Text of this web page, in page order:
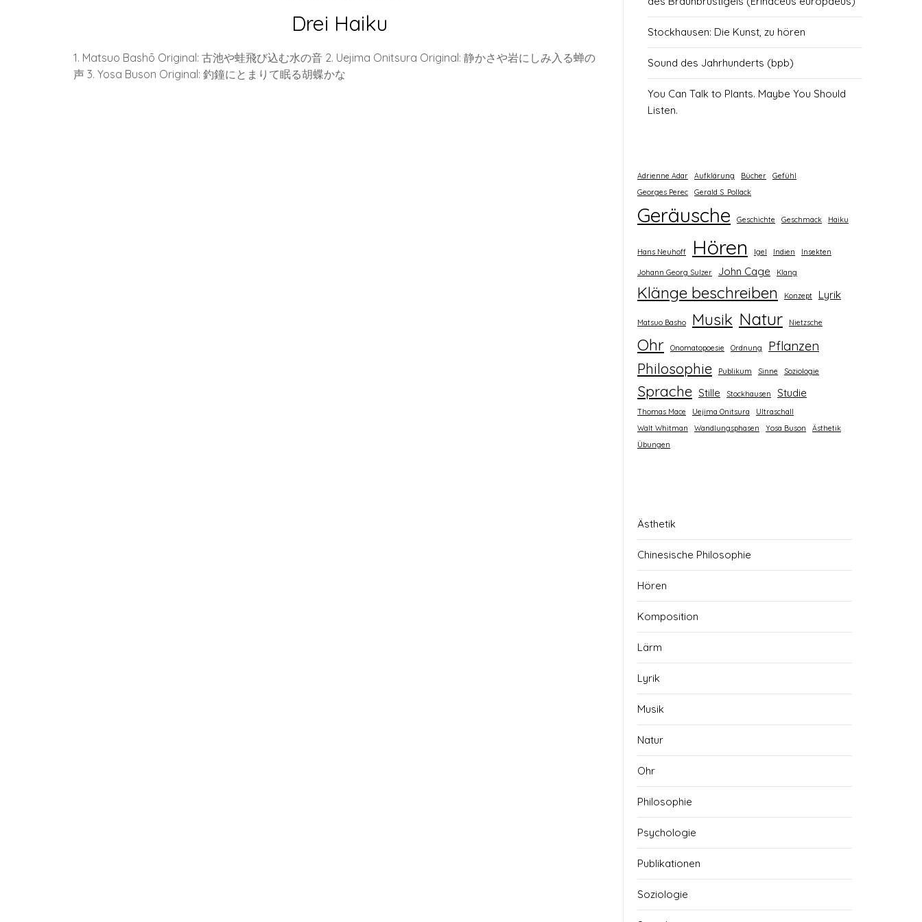
Drei Haiku
1. Matsuo Bashō Original: 古池や蛙飛び込む水の音 2. Uejima Onitsura Original: 静かさや岩にしみ入る蝉の
声 3. Yosa Buson Original: 釣鐘にとまりて眠る胡蝶かな
Stockhausen: Die Kunst, zu hören
Sound des Jahrhunderts (bpb)
You Can Talk to Plants. Maybe You Should
Listen.
Adrienne Adar Aufklärung Bücher
Gefühl
Georges Perec
Gerald S. Pollack
Geräusche Geschichte Geschmack Haiku
Hans Neuhoff Hören Igel Indien Insekten
Johann Georg Sulzer John Cage Klang
Klänge beschreiben Konzept Lyrik
Matsuo Basho Musik Natur Nietzsche
Ohr Onomatopoesie Ordnung Pflanzen
Philosophie Publikum Sinne Soziologie
Sprache Stille Stockhausen Studie
Thomas Mace Uejima Onitsura
Ultraschall
Walt Whitman
Wandlungsphasen Yosa Buson
Ästhetik
Übungen
Ästhetik
Chinesische Philosophie
Hören
Komposition
Lärm
Lyrik
Musik
Natur
Ohr
Philosophie
Psychologie
Publikationen
Soziologie